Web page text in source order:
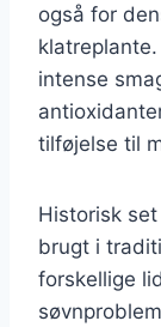
også for
intense
tilføjelse til
Historisk
brugt i
forskellige